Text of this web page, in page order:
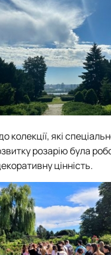
які
розарію була
цінність.